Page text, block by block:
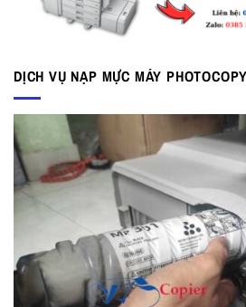
DỊCH VỤ NẠP MỰC MÁY